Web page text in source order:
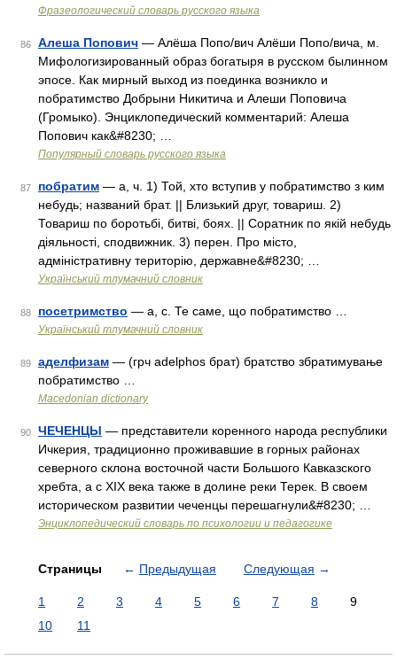
Фразеологический словарь русского языка
86 Алеша Попович — Алёша Попо/вич Алёши Попо/вича, м.
Мифологизированный образ богатыря в русском былинном
эпосе. Как мирный выход из поединка возникло и
побратимство Добрыни Никитича и Алеши Поповича
(Громыко). Энциклопедический комментарий: Алеша
Попович как&#8230; …
Популярный словарь русского языка
87 побратим — а, ч. 1) Той, хто вступив у побратимство з ким
небудь; названий брат. || Близький друг, товариш. 2)
Товариш по боротьбі, битві, боях. || Соратник по якій небудь
діяльності, сподвижник. 3) перен. Про місто,
адміністративну територію, державне&#8230; …
Український тлумачний словник
88 посетримство — а, с. Те саме, що побратимство …
Український тлумачний словник
89 аделфизам — (грч adelphos брат) братство збратимување
побратимство …
Macedonian dictionary
90 ЧЕЧЕНЦЫ — представители коренного народа республики
Ичкерия, традиционно проживавшие в горных районах
северного склона восточной части Большого Кавказского
хребта, а с XIX века также в долине реки Терек. В своем
историческом развитии чеченцы перешагнули&#8230; …
Энциклопедический словарь по психологии и педагогике
Страницы ← Предыдущая Следующая →
1 2 3 4 5 6 7 8
9
10
11